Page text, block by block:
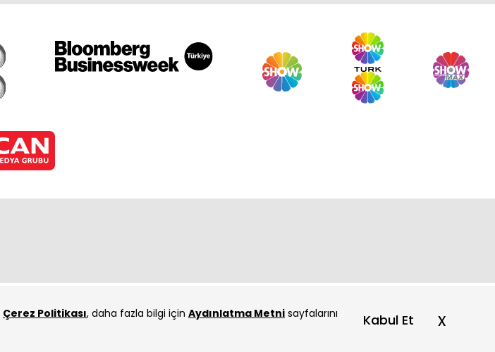
Çerez Politikası, daha fazla bilgi için Aydınlatma Metni sayfalarını
Kabul Et x